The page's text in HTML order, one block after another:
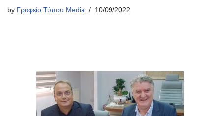
by Γραφείο Τύπου Media 10/09/2022